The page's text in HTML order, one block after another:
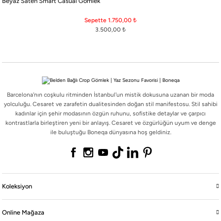
3.500,00 ₺
Sepette 1.750,00 ₺
Barcelona'nın coşkulu ritminden İstanbul'un mistik dokusuna uzanan bir moda
yolculuğu. Cesaret ve zarafetin dualitesinden doğan stil manifestosu. Stil sahibi
kadınlar için şehir modasının özgün ruhunu, sofistike detaylar ve çarpıcı
kontrastlarla birleştiren yeni bir anlayış. Cesaret ve özgürlüğün uyum ve denge
ile buluştuğu Boneqa dünyasına hoş geldiniz.
Koleksiyon
Online Mağaza
Barcelona'nın coşkulu ritminden İstanbul'un mistik dokusuna uzanan bir moda
kadınlar için şehir modasının özgün ruhunu, sofistike detaylar ve çarpıcı
kontrastlarla birleştiren yeni bir anlayış. Cesaret ve özgürlüğün uyum ve denge
Koleksiyon
Online Mağaza
Yasal